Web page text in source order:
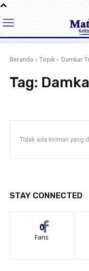
Beranda Topik Damkar
Tag:
Tidak ada kiriman yang
STAY CONNECTED
0
Fans